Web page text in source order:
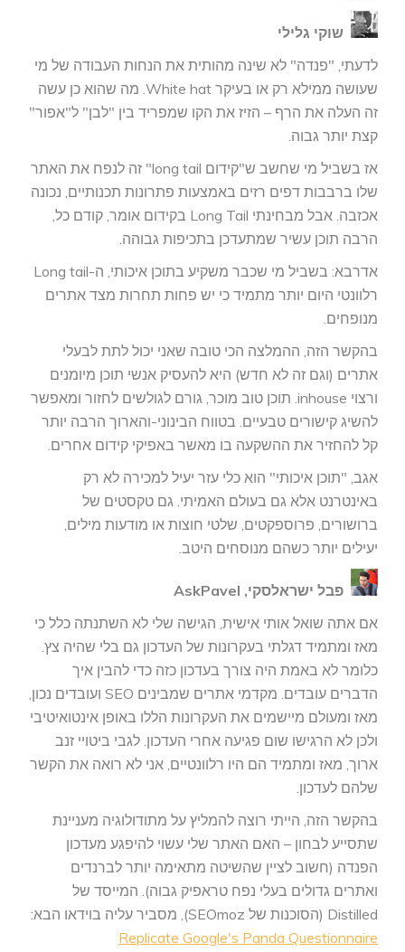
שוקי גלילי
לדעתי, "פנדה" לא שינה מהותית את הנחות העבודה של מי
שעושה ממילא רק או בעיקר White hat. מה שהוא כן עשה
זה העלה את הרף – הזיז את הקו שמפריד בין "לבן" ל"אפור"
קצת יותר גבוה.
אז בשביל מי שחשב ש"קידום long tail" זה לנפח את האתר
שלו ברבבות דפים רזים באמצעות פתרונות תכנותיים, נכונה
אכזבה. אבל מבחינתי Long Tail בקידום אומר, קודם כל,
הרבה תוכן עשיר שמתעדכן בתכיפות גבוהה.
אדרבא: בשביל מי שכבר משקיע בתוכן איכותי, ה-Long tail
רלוונטי היום יותר מתמיד כי יש פחות תחרות מצד אתרים
מנופחים.
בהקשר הזה, ההמלצה הכי טובה שאני יכול לתת לבעלי
אתרים (וגם זה לא חדש) היא להעסיק אנשי תוכן מיומנים
ורצוי inhouse. תוכן טוב מוכר, גורם לגולשים לחזור ומאפשר
להשיג קישורים טבעיים. בטווח הבינוני-והארוך הרבה יותר
קל להחזיר את ההשקעה בו מאשר באפיקי קידום אחרים.
אגב, "תוכן איכותי" הוא כלי עזר יעיל למכירה לא רק
באינטרנט אלא גם בעולם האמיתי. גם טקסטים של
ברושורים, פרוספקטים, שלטי חוצות או מודעות מילים,
יעילים יותר כשהם מנוסחים היטב.
פבל ישראלסקי, AskPavel
אם אתה שואל אותי אישית, הגישה שלי לא השתנתה כלל כי
מאז ומתמיד דגלתי בעקרונות של העדכון גם בלי שהיה צץ.
כלומר לא באמת היה צורך בעדכון כזה כדי להבין איך
הדברים עובדים. מקדמי אתרים שמבינים SEO ועובדים נכון,
מאז ומעולם מיישמים את העקרונות הללו באופן אינטואיטיבי
ולכן לא הרגישו שום פגיעה אחרי העדכון. לגבי ביטויי זנב
ארוך, מאז ומתמיד הם היו רלוונטיים, אני לא רואה את הקשר
שלהם לעדכון.
בהקשר הזה, הייתי רוצה להמליץ על מתודולוגיה מעניינת
שתסייע לבחון – האם האתר שלי עשוי להיפגע מעדכון
הפנדה (חשוב לציין שהשיטה מתאימה יותר לברנדים
ואתרים גדולים בעלי נפח טראפיק גבוה). המייסד של
Distilled (הסוכנות של SEOmoz), מסביר עליה בוידאו הבא:
Replicate Google's Panda Questionnaire